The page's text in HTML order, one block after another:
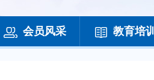
会员风采 教育培训